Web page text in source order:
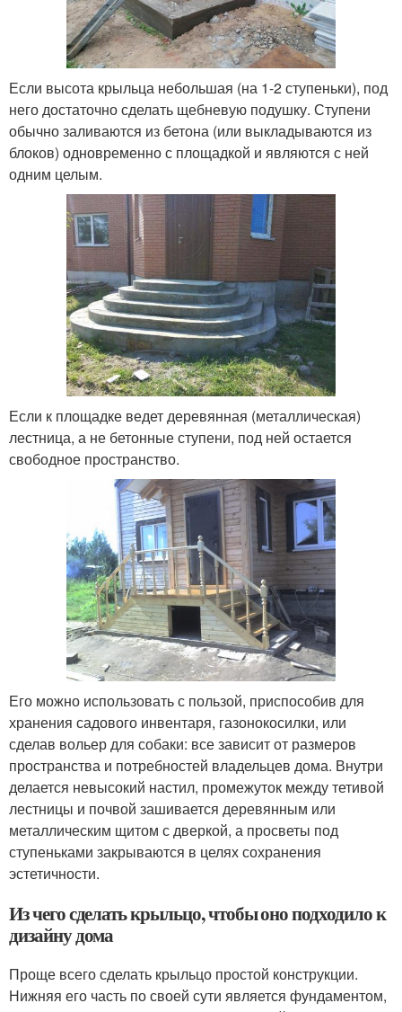
Если высота крыльца небольшая (на 1-2 ступеньки), под
него достаточно сделать щебневую подушку. Ступени
обычно заливаются из бетона (или выкладываются из
блоков) одновременно с площадкой и являются с ней
одним целым.
Если к площадке ведет деревянная (металлическая)
лестница, а не бетонные ступени, под ней остается
свободное пространство.
Его можно использовать с пользой, приспособив для
хранения садового инвентаря, газонокосилки, или
сделав вольер для собаки: все зависит от размеров
пространства и потребностей владельцев дома. Внутри
делается невысокий настил, промежуток между тетивой
лестницы и почвой зашивается деревянным или
металлическим щитом с дверкой, а просветы под
ступеньками закрываются в целях сохранения
эстетичности.
Из чего сделать крыльцо, чтобы оно подходило к
дизайну дома
Проще всего сделать крыльцо простой конструкции.
Нижняя его часть по своей сути является фундаментом,